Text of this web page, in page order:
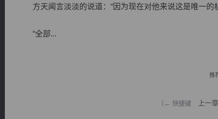
方天闻言淡淡的说道：“因为现在对他来说这是唯一的
“全部...
推
（← 快捷键 上一章